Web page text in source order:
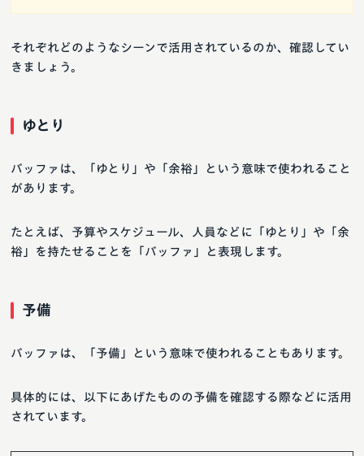
それぞれどのようなシーンで活用されているのか、確認してい
きましょう。
ゆとり
バッファは、「ゆとり」や「余裕」という意味で使われること
があります。
たとえば、予算やスケジュール、人員などに「ゆとり」や「余
裕」を持たせることを「バッファ」と表現します。
予備
バッファは、「予備」という意味で使われることもあります。
具体的には、以下にあげたものの予備を確認する際などに活用
されています。